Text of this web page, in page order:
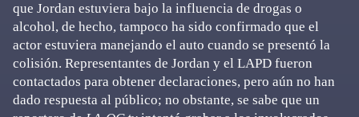
que Jordan estuviera bajo la influencia de drogas o
alcohol, de hecho, tampoco ha sido confirmado que el
actor estuviera manejando el auto cuando se presentó la
colisión. Representantes de Jordan y el LAPD fueron
contactados para obtener declaraciones, pero aún no han
dado respuesta al público; no obstante, se sabe que un